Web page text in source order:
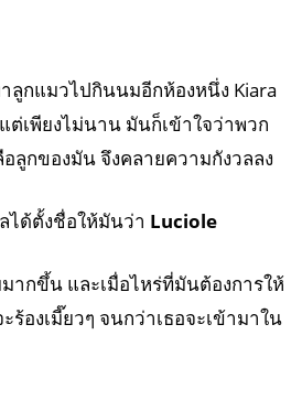
ลูกแมวไปกินนมอีกห้องหนึ่ง Kiara
ต่เพียงไม่นาน มันก็เข้าใจว่าพวก
ลูกของมัน จึงคลายความกังวลลง
ด้ตั้งชื่อให้มันว่า Luciole
ากขึ้น และเมื่อไหร่ที่มันต้องการให้
องเมี๊ยวๆ จนกว่าเธอจะเข้ามาใน